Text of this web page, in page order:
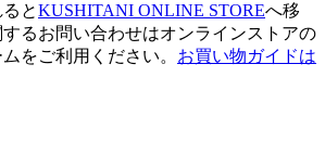
とKUSHITANI ONLINE STOREへ移
るお問い合わせはオンラインストアの
をご利用ください。 お買い物ガイドは